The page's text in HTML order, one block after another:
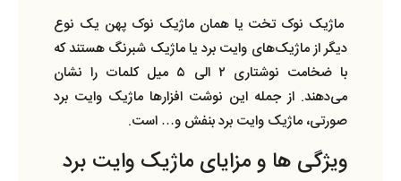
ماژیک نوک تخت یا همان ماژیک نوک پهن یک نوع
دیگر از ماژیک‌های وایت برد یا ماژیک شبرنگ هستند که
با ضخامت نوشتاری ۲ الی ۵ میل کلمات را نشان
می‌دهند. از جمله این نوشت افزارها ماژیک وایت برد
صورتی، ماژیک وایت برد بنفش و… است.
ویژگی‌ ها و مزایای ماژیک وایت برد